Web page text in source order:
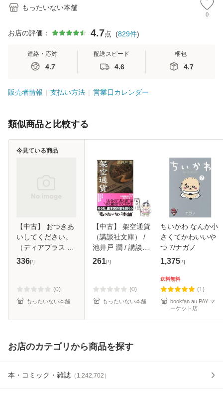
もったいない本舗
0
お店の評価： 4.7点 (829件)
連絡・応対
4.7
配送スピード
4.6
梱包
4.7
販売者情報 支払い方法 営業日カレンダー
類似商品と比較する
【中古】 おつきあ
いしてください。
（ディアプラス コ
ミックス） / 三池
送料無料】
336円
(0)
もったいない本舗
今見ている商品
【中古】 架空通貨
（講談社文庫） /
池井戸 潤 / 講談社
[文庫]【メール便送
261円
(0)
もったいない本舗
ちいかわ なんか小
さくてかわいいや
つ 7/ナガノ
1,375円
送料無料
(1)
bookfan au PAY マ
ーケット店
お店のカテゴリから商品を探す
本・コミック・雑誌 （ 1,242,702 ）